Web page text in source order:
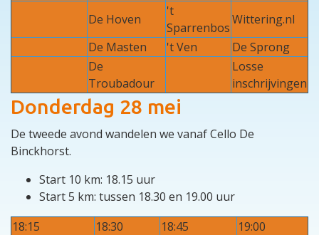
De Hoven
't
Sparrenbos
Wittering.nl
De Masten
't Ven
De Sprong
De
Troubadour
Losse
inschrijvingen
Donderdag 28 mei
De tweede avond wandelen we vanaf Cello De
Binckhorst.
Start 10 km: 18.15 uur
Start 5 km: tussen 18.30 en 19.00 uur
18:15
18:30 18:45
19:00